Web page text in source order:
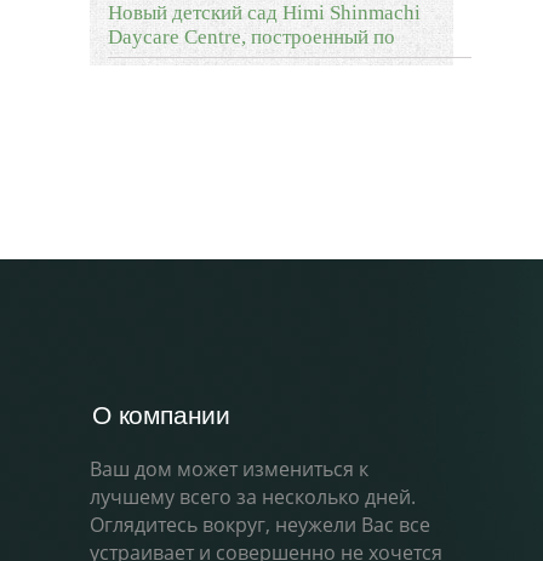
Новый детский сад Himi Shinmachi
Daycare Centre, построенный по
О компании
Ваш дом может измениться к
лучшему всего за несколько дней.
Оглядитесь вокруг, неужели Вас все
устраивает и совершенно не хочется